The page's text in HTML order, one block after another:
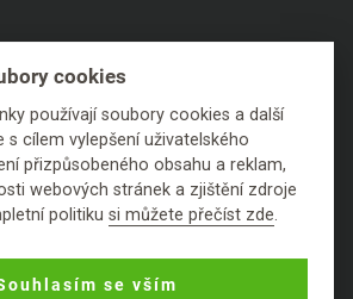
cookies
používají soubory cookies a další
s cílem vylepšení uživatelského
přizpůsobeného obsahu a reklam,
webových stránek a zjištění zdroje
politikusi můžete přečíst zde.
se vším